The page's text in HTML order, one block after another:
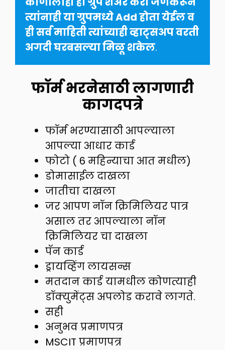
त्यांनाही या ग्रुपमध्ये Add होता येईल व
ही सर्व माहिती त्यांच्याही व्हाट्सअप वरती
अगदी घरबसल्या मिळू शकेल.
फॉर्म भरनेसाठी लागणारी
कागदपत्रे
फॉर्म भरण्यासाठी आपल्याला
आपल्या आधार कार्ड
फोटो ( 6 महिन्याचा आत मधील)
डोमासाईल दाखला
जातीचा दाखला
जर आपण नॉन क्रिमिलियर पात्र
असाल तर आपल्याला नॉन
क्रिमिलियर चा दाखला
पॅन कार्ड
ड्रायव्हिंग लायसन्स
मतदान कार्ड यामधील कोणत्याही
डॉक्युमेंट्स अपलोड करावे लागते.
सही
अनुभव प्रमाणपत्र
MSCIT प्रमाणपत्र